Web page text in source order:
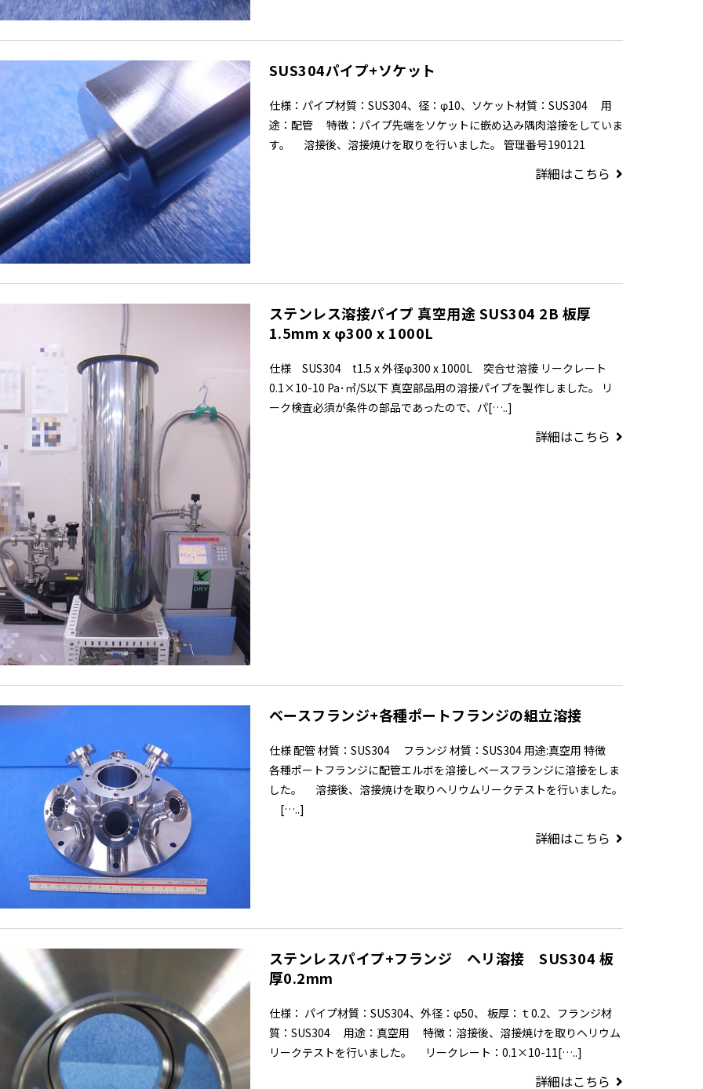
SUS304パイプ+ソケット
仕様：パイプ材質：SUS304、径：φ10、ソケット材質：SUS304 用
途：配管 特徴：パイプ先端をソケットに嵌め込み隅肉溶接をしていま
す。 溶接後、溶接焼けを取りを行いました。 管理番号190121
詳細はこちら
ステンレス溶接パイプ 真空用途 SUS304 2B 板厚
1.5mm x φ300 x 1000L
仕様 SUS304 t1.5 x 外径φ300 x 1000L 突合せ溶接 リークレート
0.1×10-10 Pa･㎥/S以下 真空部品用の溶接パイプを製作しました。 リ
ーク検査必須が条件の部品であったので、パ[…..]
詳細はこちら
ベースフランジ+各種ポートフランジの組立溶接
仕様 配管 材質：SUS304 フランジ 材質：SUS304 用途:真空用 特徴
各種ポートフランジに配管エルボを溶接しベースフランジに溶接をしま
した。 溶接後、溶接焼けを取りヘリウムリークテストを行いました。
[…..]
詳細はこちら
ステンレスパイプ+フランジ ヘリ溶接 SUS304 板
厚0.2mm
仕様： パイプ材質：SUS304、外径：φ50、 板厚：ｔ0.2、フランジ材
質：SUS304 用途：真空用 特徴：溶接後、溶接焼けを取りヘリウム
リークテストを行いました。 リークレート：0.1×10-11[…..]
詳細はこちら